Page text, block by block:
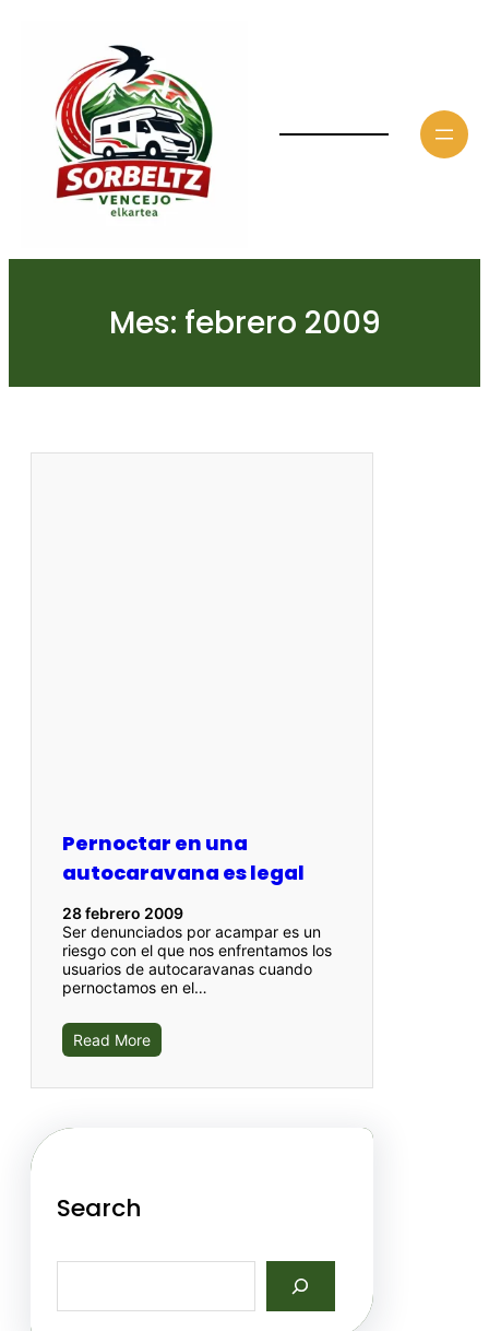
Mes: febrero 2009
Pernoctar en una
autocaravana es legal
28 febrero 2009
Ser denunciados por acampar es un
riesgo con el que nos enfrentamos los
usuarios de autocaravanas cuando
pernoctamos en el…
Read More
Search
a